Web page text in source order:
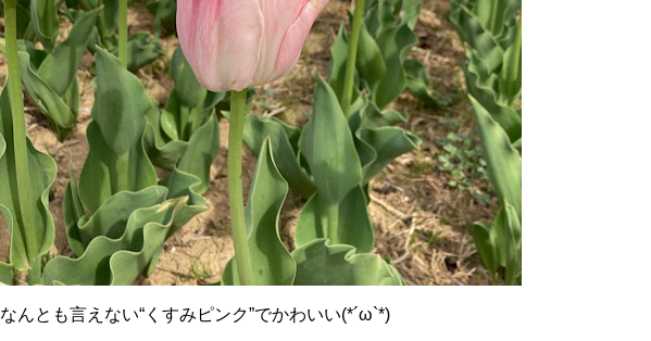
なんとも言えない“くすみピンク”でかわいい(*´ω`*)